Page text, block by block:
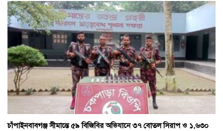
চাঁপাইনবাবগঞ্জ সীমান্তে ৫৯ বিজিবির অভিযানে ৩৭ বোতল সিরাপ ও ১,৬৩০